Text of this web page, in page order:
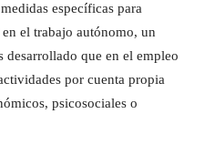
específicas para
el trabajo autónomo, un
que en el empleo
por cuenta propia
psicosociales o